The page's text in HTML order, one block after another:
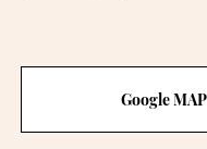
Google MAP